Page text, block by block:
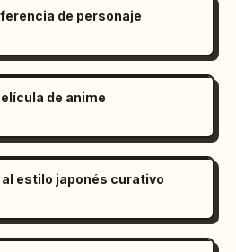
de personaje
de anime
estilo japonés curativo